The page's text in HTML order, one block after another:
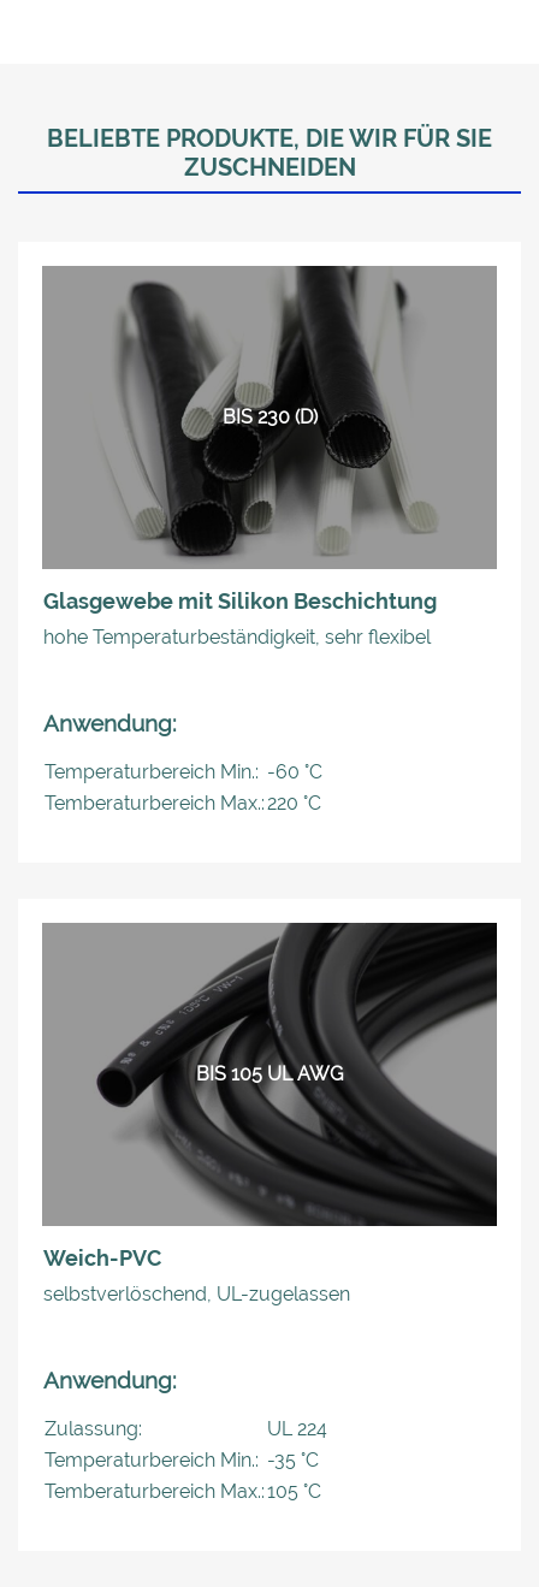
BELIEBTE PRODUKTE, DIE WIR FÜR SIE
ZUSCHNEIDEN
BIS 230 (D)
Glasgewebe mit Silikon Beschichtung
hohe Temperaturbeständigkeit, sehr flexibel
Anwendung:
Temperaturbereich Min.: -60 °C
Temberaturbereich Max.:220 °C
BIS 105 UL AWG
Weich-PVC
selbstverlöschend, UL-zugelassen
Anwendung:
Zulassung:
UL 224
Temperaturbereich Min.: -35 °C
Temberaturbereich Max.:105 °C